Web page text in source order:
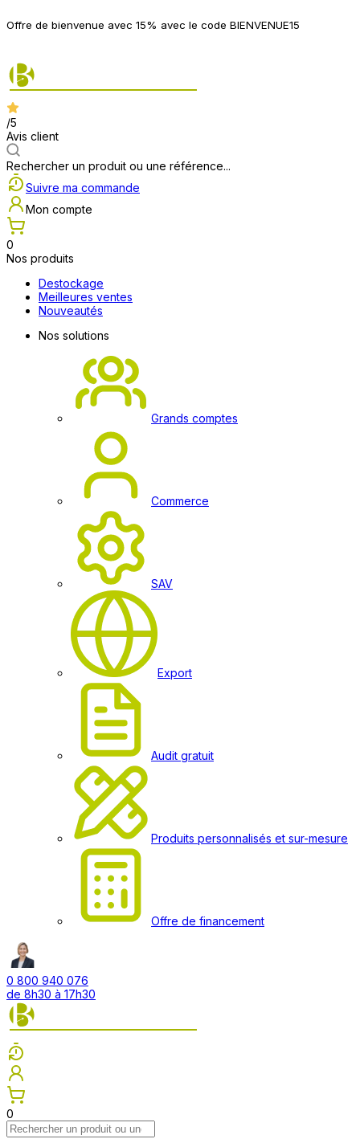
Offre de bienvenue avec 15% avec le code BIENVENUE15
/5
Avis client
Rechercher un produit ou une référence...
Suivre ma commande
Mon compte
0
Nos produits
Destockage
Meilleures ventes
Nouveautés
Nos solutions
Grands comptes
Commerce
SAV
Export
Audit gratuit
Produits personnalisés et sur-mesure
Offre de financement
0 800 940 076
de 8h30 à 17h30
0